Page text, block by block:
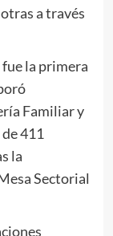
a través
la primera
Familiar y
411
la
Sectorial